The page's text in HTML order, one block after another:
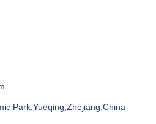
Park,Yueqing,Zhejiang,China